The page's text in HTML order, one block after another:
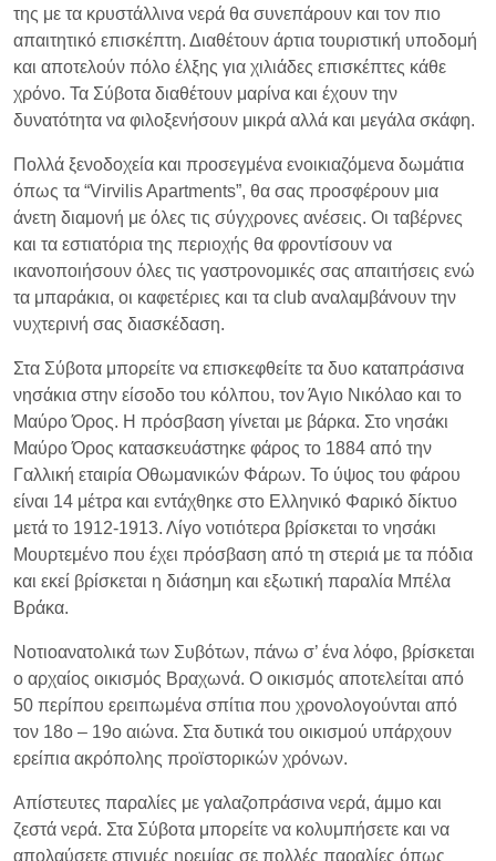
της με τα κρυστάλλινα νερά θα συνεπάρουν και τον πιο
απαιτητικό επισκέπτη. Διαθέτουν άρτια τουριστική υποδομή
και αποτελούν πόλο έλξης για χιλιάδες επισκέπτες κάθε
χρόνο. Τα Σύβοτα διαθέτουν μαρίνα και έχουν την
δυνατότητα να φιλοξενήσουν μικρά αλλά και μεγάλα σκάφη.
Πολλά ξενοδοχεία και προσεγμένα ενοικιαζόμενα δωμάτια
όπως τα “Virvilis Apartments”, θα σας προσφέρουν μια
άνετη διαμονή με όλες τις σύγχρονες ανέσεις. Οι ταβέρνες
και τα εστιατόρια της περιοχής θα φροντίσουν να
ικανοποιήσουν όλες τις γαστρονομικές σας απαιτήσεις ενώ
τα μπαράκια, οι καφετέριες και τα club αναλαμβάνουν την
νυχτερινή σας διασκέδαση.
Στα Σύβοτα μπορείτε να επισκεφθείτε τα δυο καταπράσινα
νησάκια στην είσοδο του κόλπου, τον Άγιο Νικόλαο και το
Μαύρο Όρος. Η πρόσβαση γίνεται με βάρκα. Στο νησάκι
Μαύρο Όρος κατασκευάστηκε φάρος το 1884 από την
Γαλλική εταιρία Οθωμανικών Φάρων. Το ύψος του φάρου
είναι 14 μέτρα και εντάχθηκε στο Ελληνικό Φαρικό δίκτυο
μετά το 1912-1913. Λίγο νοτιότερα βρίσκεται το νησάκι
Μουρτεμένο που έχει πρόσβαση από τη στεριά με τα πόδια
και εκεί βρίσκεται η διάσημη και εξωτική παραλία Μπέλα
Βράκα.
Νοτιοανατολικά των Συβότων, πάνω σ’ ένα λόφο, βρίσκεται
ο αρχαίος οικισμός Βραχωνά. Ο οικισμός αποτελείται από
50 περίπου ερειπωμένα σπίτια που χρονολογούνται από
τον 18ο – 19ο αιώνα. Στα δυτικά του οικισμού υπάρχουν
ερείπια ακρόπολης προϊστορικών χρόνων.
Απίστευτες παραλίες με γαλαζοπράσινα νερά, άμμο και
ζεστά νερά. Στα Σύβοτα μπορείτε να κολυμπήσετε και να
απολαύσετε στιγμές ηρεμίας σε πολλές παραλίες όπως